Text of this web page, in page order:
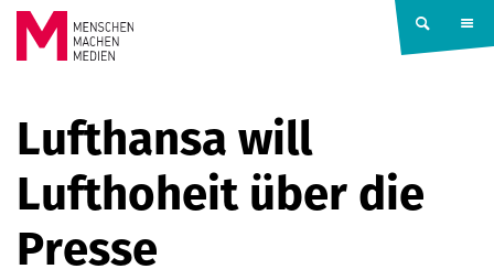
Springe zum Inhalt
MACHEN
MEDIEN
Lufthansa will
Lufthoheit über die
Presse